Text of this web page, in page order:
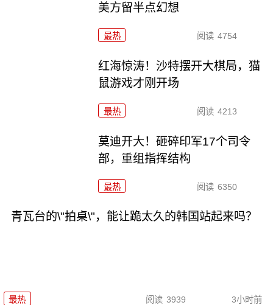
美方留半点幻想
最热 阅读 4754
红海惊涛！沙特摆开大棋局，猫
鼠游戏才刚开场
最热 阅读 4213
莫迪开大！砸碎印军17个司令
部，重组指挥结构
最热 阅读 6350
青瓦台的\"拍桌\"，能让跪太久的韩国站起来吗？
最热 阅读 3939 3小时前